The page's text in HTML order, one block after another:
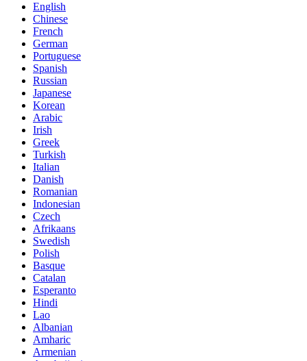
English
Chinese
French
German
Portuguese
Spanish
Russian
Japanese
Korean
Arabic
Irish
Greek
Turkish
Italian
Danish
Romanian
Indonesian
Czech
Afrikaans
Swedish
Polish
Basque
Catalan
Esperanto
Hindi
Lao
Albanian
Amharic
Armenian